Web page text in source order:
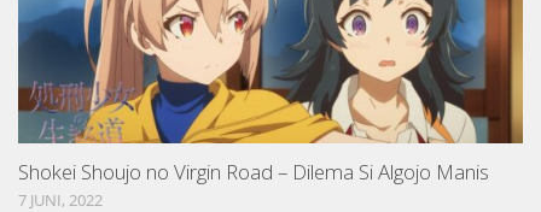
Shokei Shoujo no Virgin Road – Dilema Si Algojo Manis
7 JUNI, 2022